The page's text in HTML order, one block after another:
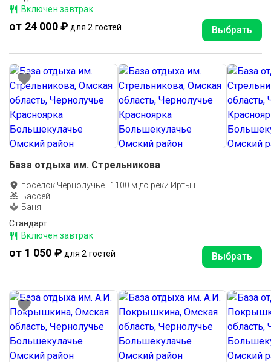
Включен завтрак
от 24 000 ₽ для 2 гостей Выбрать
База отдыха им. Стрельникова
поселок Чернолучье · 1100 м до реки Иртыш
Бассейн
Баня
Стандарт
Включен завтрак
от 1 050 ₽ для 2 гостей Выбрать